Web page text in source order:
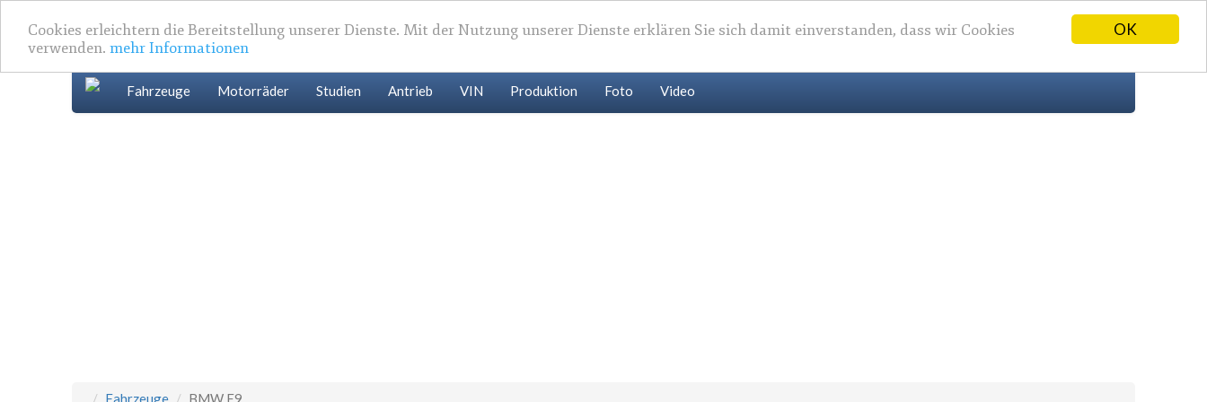
OK
Cookies erleichtern die Bereitstellung unserer Dienste. Mit der Nutzung unserer Dienste erklären Sie sich damit einverstanden, dass wir Cookies
verwenden. mehr Informationen
Fahrzeuge Motorräder Studien Antrieb VIN Produktion Foto Video
Fahrzeuge BMW E9